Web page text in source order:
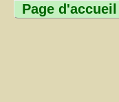
Page d'accueil